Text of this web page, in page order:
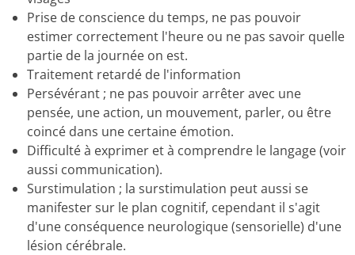
Prise de conscience du temps, ne pas pouvoir
estimer correctement l'heure ou ne pas savoir quelle
partie de la journée on est.
Traitement retardé de l'information
Persévérant ; ne pas pouvoir arrêter avec une
pensée, une action, un mouvement, parler, ou être
coincé dans une certaine émotion.
Difficulté à exprimer et à comprendre le langage(voir
aussi communication).
Surstimulation ; la surstimulation peut aussi se
manifester sur le plan cognitif, cependant il s'agit
d'une conséquence neurologique (sensorielle) d'une
lésion cérébrale.